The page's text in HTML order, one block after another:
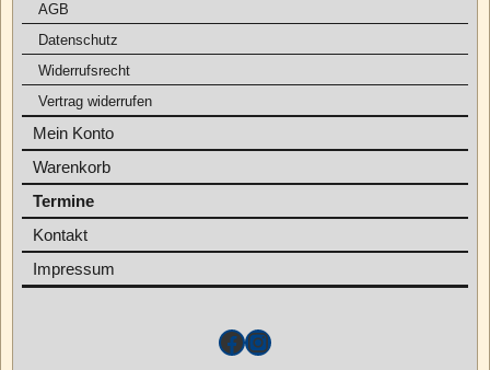
AGB
Datenschutz
Widerrufsrecht
Vertrag widerrufen
Mein Konto
Warenkorb
Termine
Kontakt
Impressum